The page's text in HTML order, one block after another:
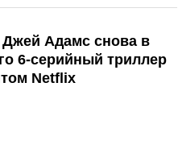
Джей Адамс снова в
6-серийный триллер
Netflix